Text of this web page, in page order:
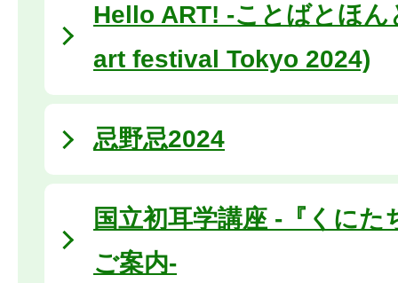
Hello ART! -ことばとほ
art festival Tokyo 2024)
忌野忌2024
国立初耳学講座 -『くにた
ご案内-